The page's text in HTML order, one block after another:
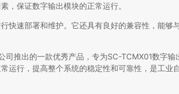
，保证数字输出模块的正常运行。
快速部署和维护。它还具有良好的兼容性，能够
推出的一款优秀产品，专为SC-TCMX01数字
运行，提高整个系统的稳定性和可靠性，是工业